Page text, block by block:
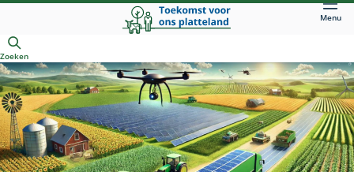
hoofdinhoud
Menu
Zoeken